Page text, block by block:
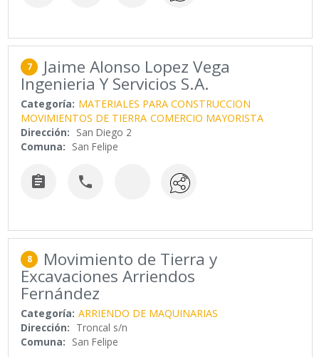
7 Jaime Alonso Lopez Vega
Ingenieria Y Servicios S.A.
Categoría: MATERIALES PARA CONSTRUCCION
MOVIMIENTOS DE TIERRA COMERCIO MAYORISTA
Dirección: San Diego 2
Comuna: San Felipe
 
8 Movimiento de Tierra y
Excavaciones Arriendos
Fernández
Categoría: ARRIENDO DE MAQUINARIAS
Dirección: Troncal s/n
Comuna: San Felipe